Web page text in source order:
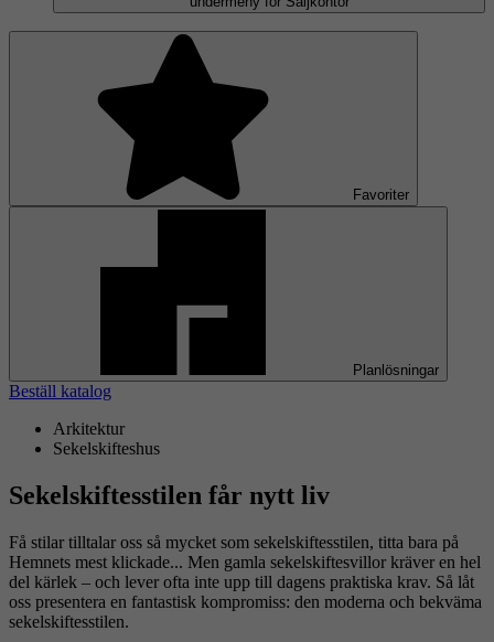
Favoriter
Planlösningar
Beställ katalog
Arkitektur
Sekelskifteshus
Sekelskiftesstilen får nytt liv
Få stilar tilltalar oss så mycket som sekelskiftesstilen, titta bara på
Hemnets mest klickade... Men gamla sekelskiftesvillor kräver en hel
del kärlek – och lever ofta inte upp till dagens praktiska krav. Så låt
oss presentera en fantastisk kompromiss: den moderna och bekväma
sekelskiftesstilen.